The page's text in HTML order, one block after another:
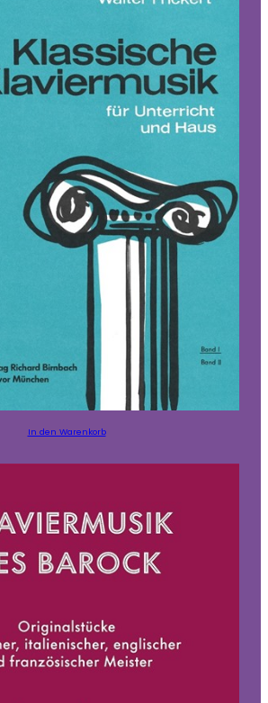
In den Warenkorb